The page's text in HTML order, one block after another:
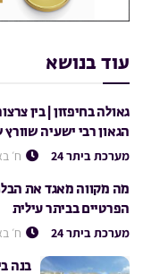
עוד בנושא
גאולה בחיפזון | בין
הגאון רבי ישעיה שוורץ
מערכת ביתר 24 ח׳
מה מקווה מאגד את
הפרטיים בביתר עילית
מערכת ביתר 24 ח׳
בנה